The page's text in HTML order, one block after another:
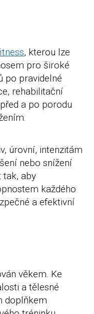
, kterou lze
pro široké
po pravidelné
rehabilitační
a po porodu
úrovní, intenzitám
nebo snížení
tak, aby
každého
a efektivní
věkem. Ke
a tělesné
doplňkem